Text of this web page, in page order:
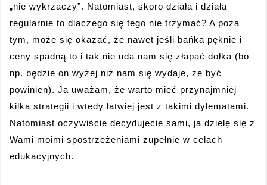
„nie wykrzaczy”. Natomiast, skoro działa i działa
regularnie to dlaczego się tego nie trzymać? A poza
tym, może się okazać, że nawet jeśli bańka pęknie i
ceny spadną to i tak nie uda nam się złapać dołka (bo
np. będzie on wyżej niż nam się wydaje, że być
powinien). Ja uważam, że warto mieć przynajmniej
kilka strategii i wtedy łatwiej jest z takimi dylematami.
Natomiast oczywiście decydujecie sami, ja dzielę się z
Wami moimi spostrzeżeniami zupełnie w celach
edukacyjnych.